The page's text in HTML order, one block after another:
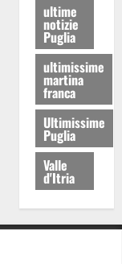
ultime
notizie
Puglia
ultimissime
martina
franca
Ultimissime
Puglia
Valle
d'Itria